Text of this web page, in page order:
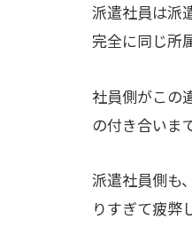
派遣社員は派
完全に同じ所
社員側がこの
の付き合いま
派遣社員側も
りすぎて疲弊